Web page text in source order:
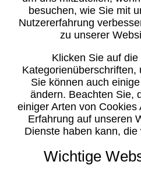
besuchen, wie Sie mit
Nutzererfahrung
zu unserer
Klicken Sie auf
Kategorienüberschriften,
Sie können auch
ändern. Beachten Sie,
einiger Arten von
Erfahrung auf unseren
Dienste haben kann,
Wichtige